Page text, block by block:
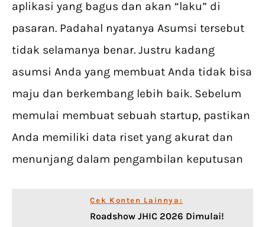
aplikasi yang bagus dan akan “laku” di
pasaran. Padahal nyatanya Asumsi tersebut
tidak selamanya benar. Justru kadang
asumsi Anda yang membuat Anda tidak bisa
maju dan berkembang lebih baik. Sebelum
memulai membuat sebuah startup, pastikan
Anda memiliki data riset yang akurat dan
menunjang dalam pengambilan keputusan
Cek Konten Lainnya:
Roadshow JHIC 2026 Dimulai!